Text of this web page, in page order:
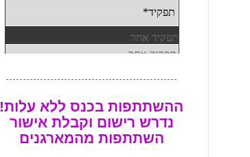
ההשתתפות בכנס ללא עלות!
נדרש רישום וקבלת אישור
השתתפות מהמארגנים